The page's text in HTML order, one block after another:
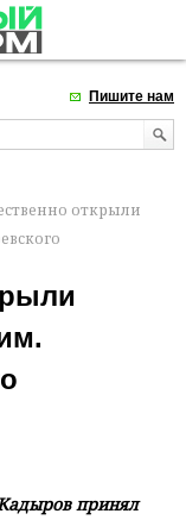
Пишите нам
открыли
принял